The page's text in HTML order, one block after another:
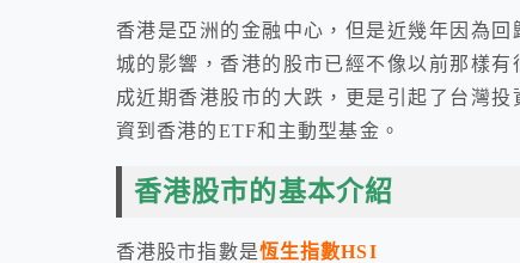
香港是亞洲的金融中心，但是近幾年因為
城的影響，香港的股市已經不像以前那樣
成近期香港股市的大跌，更是引起了台灣
資到香港的ETF和主動型基金。
香港股市的基本介紹
香港股市指數是恆生指數HSI